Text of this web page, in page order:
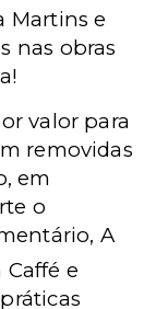
Martins e
nas obras
valor para
removidas
em
o
A
Caffé e